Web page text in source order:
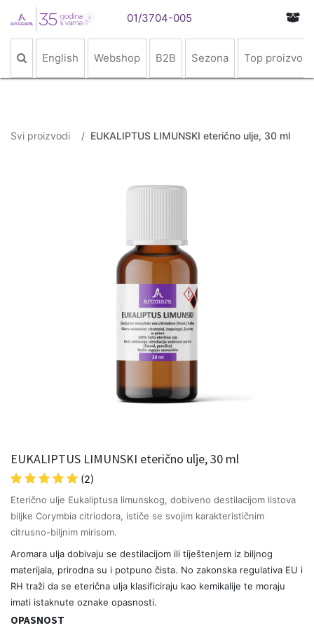
01/3704-005
English Webshop B2B Sezona Top proizvodi
Svi proizvodi EUKALIPTUS LIMUNSKI eterično ulje, 30 ml
EUKALIPTUS LIMUNSKI eterično ulje, 30 ml
(2)
Eterično ulje Eukaliptusa limunskog, dobiveno destilacijom listova
biljke Corymbia citriodora, ističe se svojim karakterističnim
citrusno-biljnim mirisom.
Aromara ulja dobivaju se destilacijom ili tiještenjem iz biljnog
materijala, prirodna su i potpuno čista. No zakonska regulativa EU i
RH traži da se eterična ulja klasificiraju kao kemikalije te moraju
imati istaknute oznake opasnosti.
OPASNOST